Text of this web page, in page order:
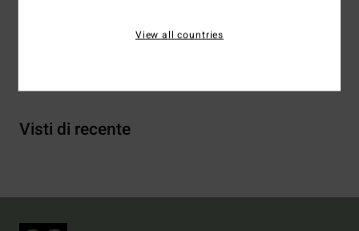
Visti di recente
View all countries